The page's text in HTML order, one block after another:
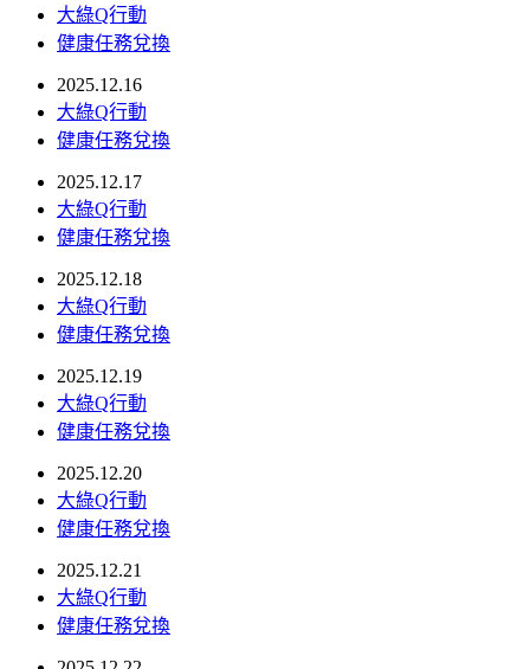
大綠Q行動
健康任務兌換
2025.12.16
大綠Q行動
健康任務兌換
2025.12.17
大綠Q行動
健康任務兌換
2025.12.18
大綠Q行動
健康任務兌換
2025.12.19
大綠Q行動
健康任務兌換
2025.12.20
大綠Q行動
健康任務兌換
2025.12.21
大綠Q行動
健康任務兌換